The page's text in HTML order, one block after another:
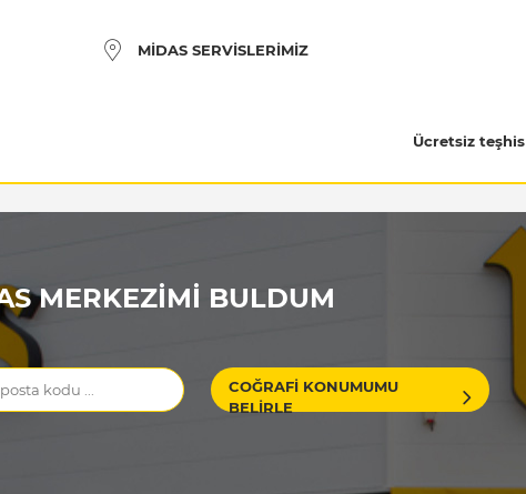
MIDAS SERVISLERIMIZ
Ücretsiz teşhis
MERKEZIMI BULDUM
COĞRAFI KONUMUMU
BELIRLE